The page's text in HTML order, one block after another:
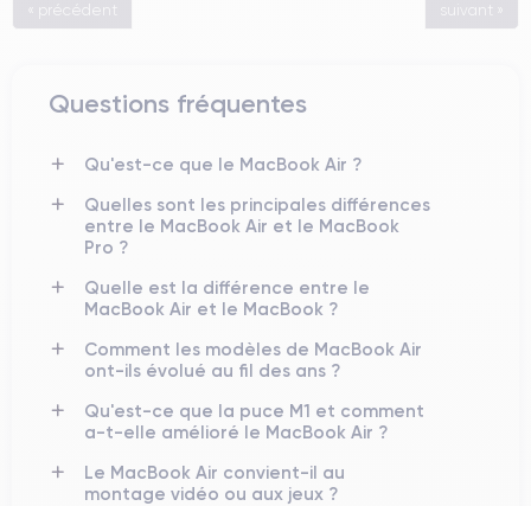
« précédent suivant »
Questions fréquentes
Qu'est-ce que le MacBook Air ?
Quelles sont les principales différences
entre le MacBook Air et le MacBook
Pro ?
Quelle est la différence entre le
MacBook Air et le MacBook ?
Comment les modèles de MacBook Air
ont-ils évolué au fil des ans ?
Qu'est-ce que la puce M1 et comment
a-t-elle amélioré le MacBook Air ?
Le MacBook Air convient-il au
montage vidéo ou aux jeux ?